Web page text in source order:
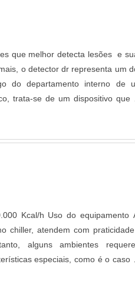
que melhor detecta lesões e
o detector dr representa um
do departamento interno de
trata-se de um dispositivo que
DR com Sistema de
Conforme a sua
Kcal/h Uso do equipamento As
chiller, atendem com
alguns ambientes
especiais, como é o caso
especificamente elaborado
e centros médicos, a....